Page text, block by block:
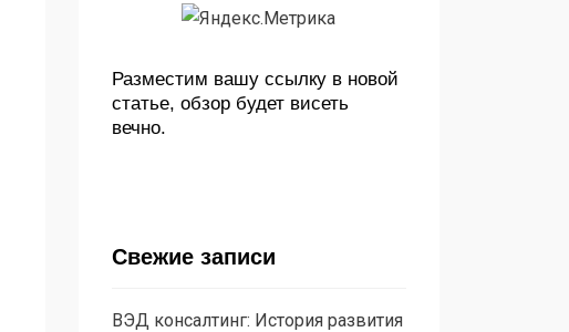
Разместим вашу ссылку в новой
статье, обзор будет висеть
вечно.
Свежие записи
ВЭД консалтинг: История развития